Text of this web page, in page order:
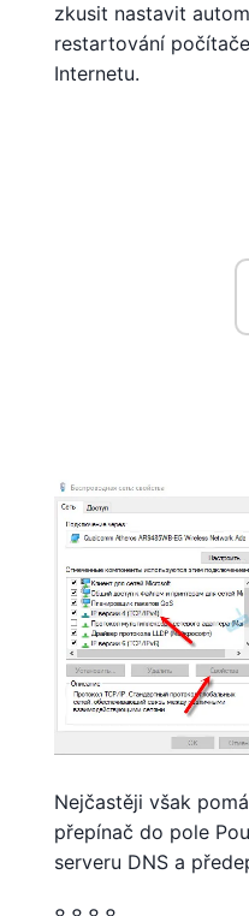
zkusit nastavit
restartování
Internetu.
Nejčastěji však
přepínač do pole
serveru DNS a